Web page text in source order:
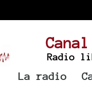
Radio
La radio